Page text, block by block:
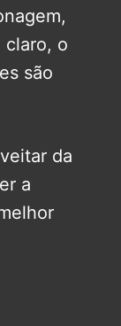
claro, o
são
da
a